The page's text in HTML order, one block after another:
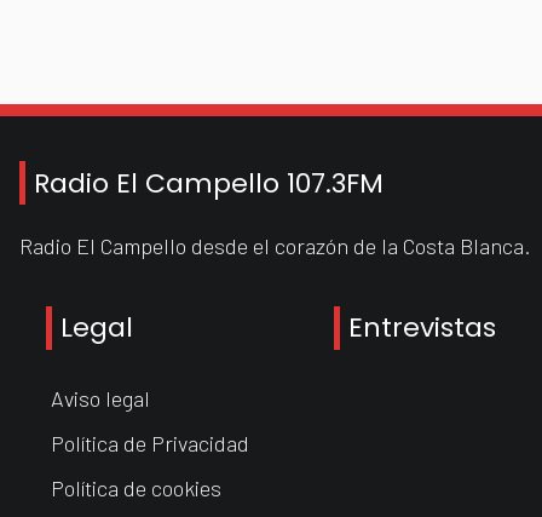
Radio El Campello 107.3FM
Radio El Campello desde el corazón de la Costa Blanca.
Legal
Aviso legal
Política de Privacidad
Política de cookies
Entrevistas